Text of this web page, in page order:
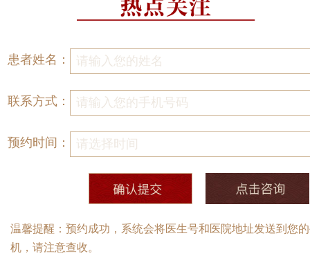
患者姓名：
联系方式：
预约时间：
温馨提醒：预约成功，系统会将医生号和医院地址发送到您
机，请注意查收。